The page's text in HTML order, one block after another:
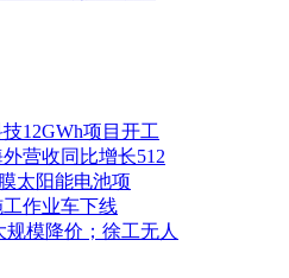
12GWh项目开工
营收同比增长512
太阳能电池项
作业车下线
模降价；徐工无人